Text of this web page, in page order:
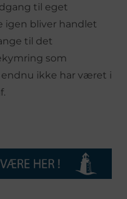
til eget
igen bliver handlet
til det
som
ikke har været i